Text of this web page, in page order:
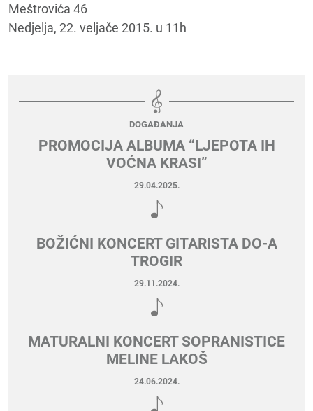
Meštrovića 46
Nedjelja, 22. veljače 2015. u 11h
DOGAĐANJA
PROMOCIJA ALBUMA “LJEPOTA IH
VOĆNA KRASI”
29.04.2025.
BOŽIĆNI KONCERT GITARISTA DO-A
TROGIR
29.11.2024.
MATURALNI KONCERT SOPRANISTICE
MELINE LAKOŠ
24.06.2024.